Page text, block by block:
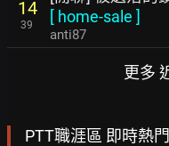
14
39
[ home-sale ]
anti87
更多
PTT職涯區 即時熱